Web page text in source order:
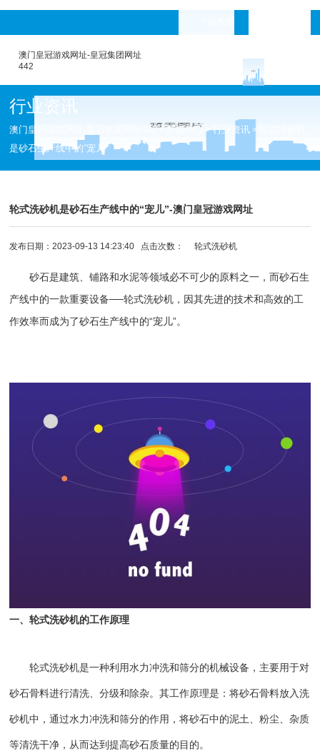
澳门皇冠游戏网址-皇冠集团网址
442
行业资讯
澳门皇冠游戏网址-皇冠集团网址442>新闻中心 >行业资讯 >
是砂石生产线中的“宠儿”
轮式洗砂机是砂石生产线中的“宠儿”-澳门皇冠游戏网址
发布日期：2023-09-13 14:23:40 点击次数：轮式洗砂机
砂石是建筑、铺路和水泥等领域必不可少的原料之一，而砂石生
产线中的一款重要设备──轮式洗砂机 ，因其先进的技术和高效的工
作效率而成为了砂石生产线中的“宠儿”。
一、轮式洗砂机的工作原理
轮式洗砂机是一种利用水力冲洗和筛分的机械设备，主要用于对
砂石骨料进行清洗、分级和除杂。其工作原理是：将砂石骨料放入洗
砂机中，通过水力冲洗和筛分的作用，将砂石中的泥土、粉尘、杂质
等清洗干净，从而达到提高砂石质量的目的。